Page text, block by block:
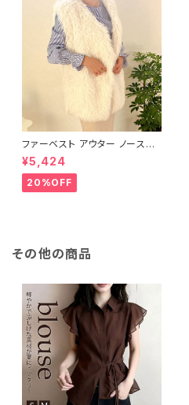
ファーベスト アウター ノースリ
ーブ ショート ベスト 防寒 厚手
ふわふわ ジレ 重ね着
¥5,424
20%OFF
その他の商品